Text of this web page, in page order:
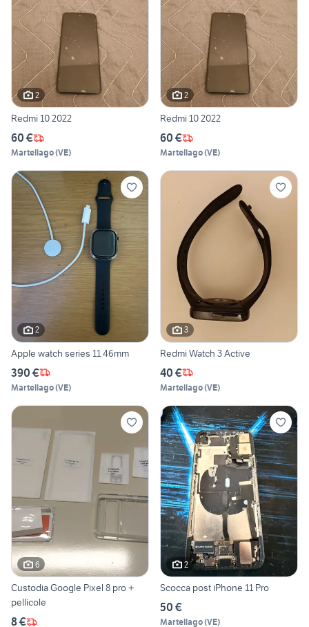
2
Redmi 10 2022
60 €
Martellago(VE)
2
Redmi 10 2022
60 €
Martellago(VE)
2
Apple watch series 11 46mm
390 €
Martellago(VE)
3
Redmi Watch 3 Active
40 €
Martellago(VE)
6
Custodia Google Pixel 8 pro +
pellicole
8 €
2
Scocca post iPhone 11 Pro
50 €
Martellago(VE)